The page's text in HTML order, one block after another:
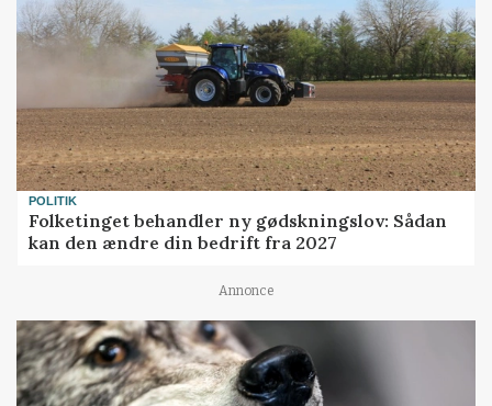
POLITIK
Folketinget behandler ny gødskningslov: Sådan
kan den ændre din bedrift fra 2027
Annonce